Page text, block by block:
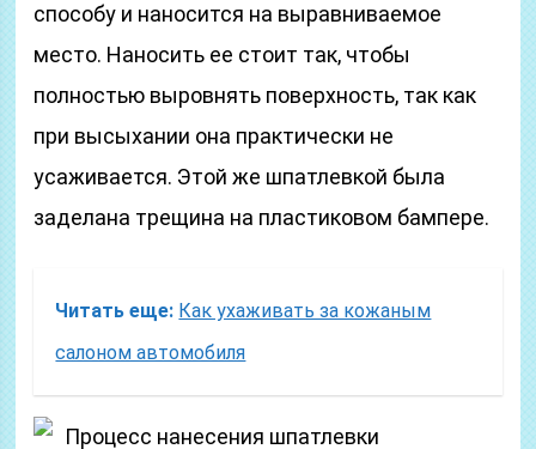
способу и наносится на выравниваемое
место. Наносить ее стоит так, чтобы
полностью выровнять поверхность, так как
при высыхании она практически не
усаживается. Этой же шпатлевкой была
заделана трещина на пластиковом бампере.
Читать еще: Как ухаживать за кожаным
салоном автомобиля
Процесс нанесения шпатлевки